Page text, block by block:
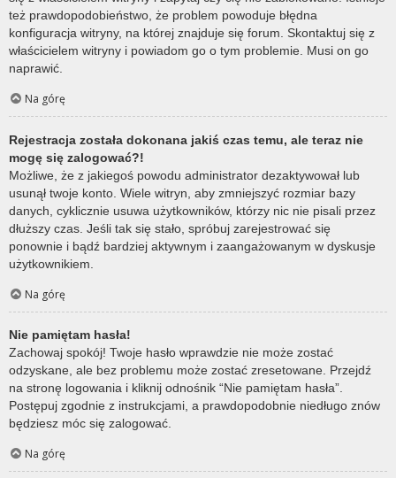
też prawdopodobieństwo, że problem powoduje błędna
konfiguracja witryny, na której znajduje się forum. Skontaktuj się z
właścicielem witryny i powiadom go o tym problemie. Musi on go
naprawić.
Na górę
Rejestracja została dokonana jakiś czas temu, ale teraz nie
mogę się zalogować?!
Możliwe, że z jakiegoś powodu administrator dezaktywował lub
usunął twoje konto. Wiele witryn, aby zmniejszyć rozmiar bazy
danych, cyklicznie usuwa użytkowników, którzy nic nie pisali przez
dłuższy czas. Jeśli tak się stało, spróbuj zarejestrować się
ponownie i bądź bardziej aktywnym i zaangażowanym w dyskusje
użytkownikiem.
Na górę
Nie pamiętam hasła!
Zachowaj spokój! Twoje hasło wprawdzie nie może zostać
odzyskane, ale bez problemu może zostać zresetowane. Przejdź
na stronę logowania i kliknij odnośnik “Nie pamiętam hasła”.
Postępuj zgodnie z instrukcjami, a prawdopodobnie niedługo znów
będziesz móc się zalogować.
Na górę